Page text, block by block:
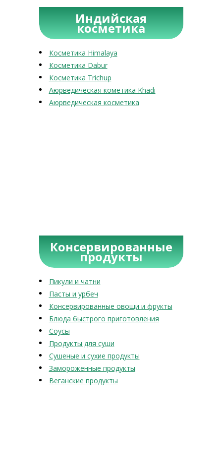
Индийская
косметика
Косметика Himalaya
Косметика Dabur
Косметика Trichup
Аюрведическая кометика Khadi
Аюрведическая косметика
Консервированные
продукты
Пикули и чатни
Пасты и урбеч
Консервированные овощи и фрукты
Блюда быстрого приготовления
Соусы
Продукты для суши
Сушеные и сухие продукты
Замороженные продукты
Веганские продукты